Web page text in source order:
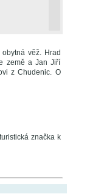
věž. Hrad
země a Jan Jiří
z Chudenic. O
značka k